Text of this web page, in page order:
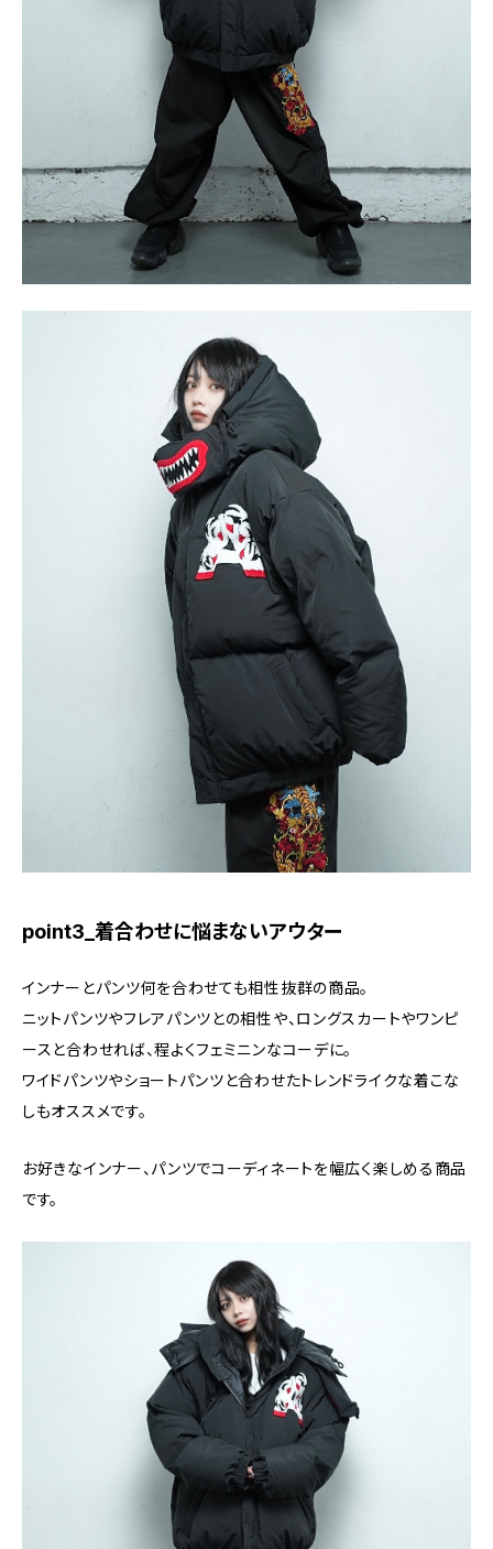
point3_着合わせに悩まないアウター
インナーとパンツ何を合わせても相性抜群の商品。
ニットパンツやフレアパンツとの相性や、ロングスカートやワンピ
ースと合わせれば、程よくフェミニンなコーデに。
ワイドパンツやショートパンツと合わせたトレンドライクな着こな
しもオススメです。
お好きなインナー、パンツでコーディネートを幅広く楽しめる商品
です。